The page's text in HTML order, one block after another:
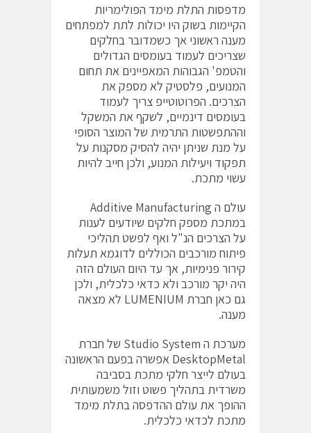
מדפסות התלת מימד הפולימריות
הקיימות בשוק היו יכולות לתת למפתחים
מענה ראשוני אך כשמדובר בחלקים
שצריכים לעמוד בעומסים הגדולים
והטמפ' הגבוהות המאפיינים את תחום
המנועים, פלסטיק לא מספק את
הצרכים. הפרוטוטייפ צריך לעמוד
בעומסים דינמיים, לשקף את המשקל
וההתפשטות התרמית של המוצר הסופי
על מנת שניתן יהיה להסיק מסקנות על
תפקוד ויעילות המנוע, ולכן חייב להיות
עשוי מתכת.
עולם ה Additive Manufacturing
במתכת מספק חלקים שיודעים לענות
על הצרכים הנ"ל ואף לפשט תהליכי
פיתוח מורכבים הכוללים לדוגמא תעלות
קירור פנימיות, אך עד היום העולם הזה
היה יקר מורכב ולא כדאי כלכלית, ולכן
גם כאן חברת LUMENIUM לא מצאה
מענה.
מערכת ה Studio System של חברת
DesktopMetal אפשרה בפעם הראשונה
בעולם לייצר חלקי מתכת בסביבה
משרדית בתהליך פשוט וזול משמעותית
ההופך את עולם ההדפסה בתלת מימד
מתכת לכדאי כלכלית.